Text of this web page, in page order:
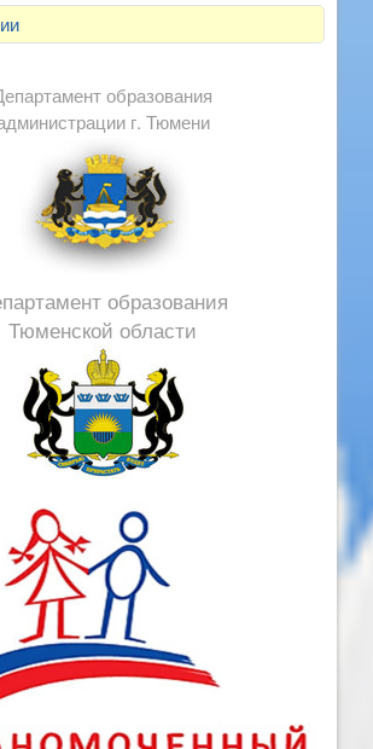
образования
г. Тюмени
образования
Тюменской области